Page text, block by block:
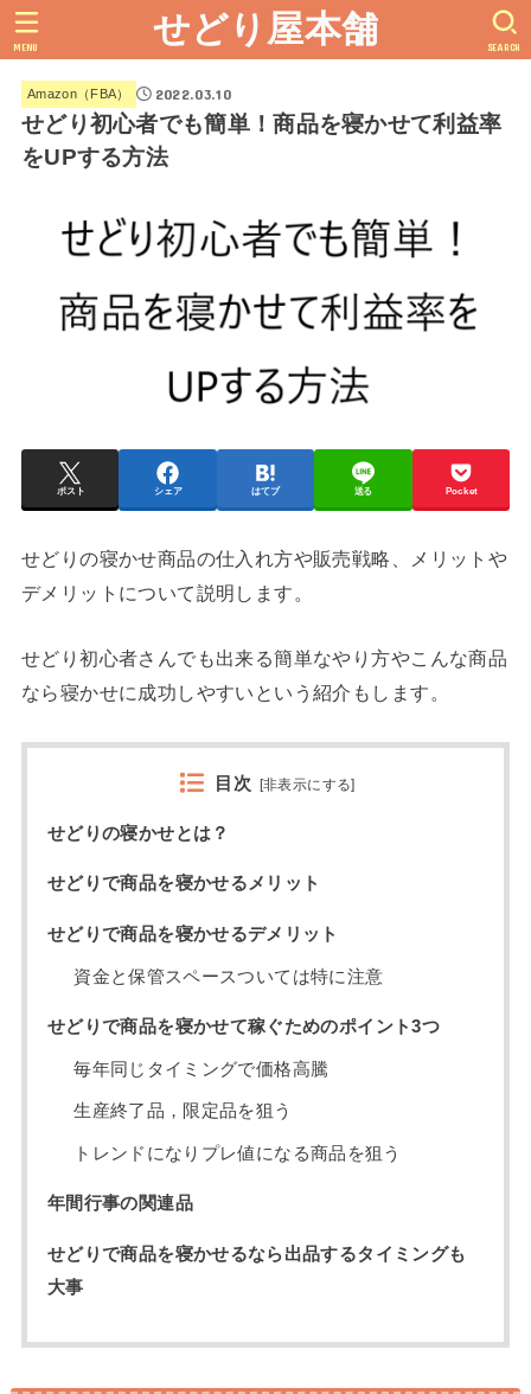
せどり屋本舗 SEARCH
MENU
Amazon（FBA） 2022.03.10
せどり初心者でも簡単！商品を寝かせて利益率
をUPする方法
ポスト シェア はてブ 送る Pocket
せどりの寝かせ商品の仕入れ方や販売戦略、メリットや
デメリットについて説明します。
せどり初心者さんでも出来る簡単なやり方やこんな商品
なら寝かせに成功しやすいという紹介もします。
目次 [非表示にする]
せどりの寝かせとは？
せどりで商品を寝かせるメリット
せどりで商品を寝かせるデメリット
資金と保管スペースついては特に注意
せどりで商品を寝かせて稼ぐためのポイント3つ
毎年同じタイミングで価格高騰
生産終了品，限定品を狙う
トレンドになりプレ値になる商品を狙う
年間行事の関連品
せどりで商品を寝かせるなら出品するタイミングも
大事